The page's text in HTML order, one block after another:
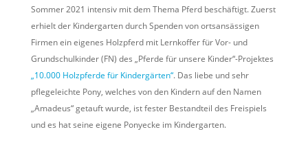
Sommer 2021 intensiv mit dem Thema Pferd beschäftigt. Zuerst
erhielt der Kindergarten durch Spenden von ortsansässigen
Firmen ein eigenes Holzpferd mit Lernkoffer für Vor- und
Grundschulkinder (FN) des „Pferde für unsere Kinder“-Projektes
„10.000 Holzpferde für Kindergärten“. Das liebe und sehr
pflegeleichte Pony, welches von den Kindern auf den Namen
„Amadeus“ getauft wurde, ist fester Bestandteil des Freispiels
und es hat seine eigene Ponyecke im Kindergarten.